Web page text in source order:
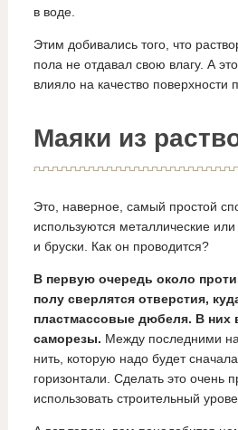
в воде.
Этим добивались того, что
пола не отдавал свою влагу. А
влияло на качество поверхности
Маяки из
Это, наверное, самый простой
используются металлические
и бруски. Как он проводится?
В первую очередь около
полу сверлятся отверстия,
пластмассовые дюбеля. В них
саморезы. Между последними
нить, которую надо будет
горизонтали. Сделать это очень
использовать строительный